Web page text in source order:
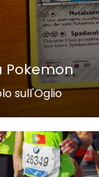
Pokemon
sull'Oglio